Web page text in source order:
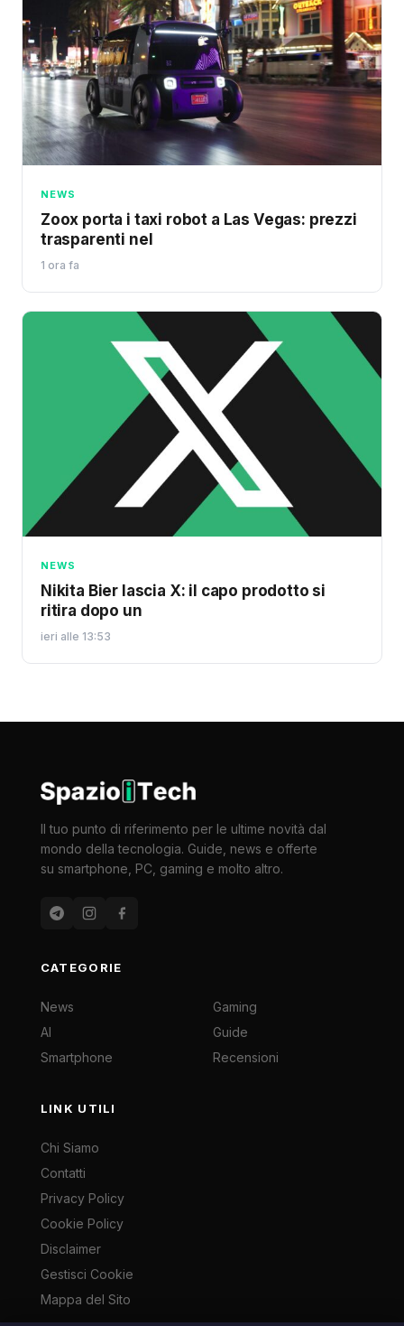
NEWS
Zoox porta i taxi robot a Las Vegas: prezzi
trasparenti nel
1 ora fa
NEWS
Nikita Bier lascia X: il capo prodotto si
ritira dopo un
ieri alle 13:53
Il tuo punto di riferimento per le ultime novità dal
mondo della tecnologia. Guide, news e offerte
su smartphone, PC, gaming e molto altro.
CATEGORIE
News
AI
Smartphone
Gaming
Guide
Recensioni
LINK UTILI
Chi Siamo
Contatti
Privacy Policy
Cookie Policy
Disclaimer
Gestisci Cookie
Mappa del Sito